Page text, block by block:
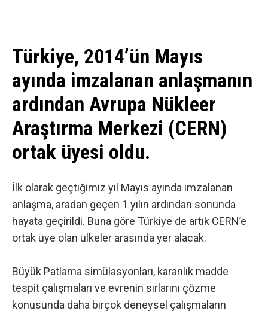
Türkiye, 2014’ün Mayıs
ayında imzalanan anlaşmanın
ardından Avrupa Nükleer
Araştırma Merkezi (CERN)
ortak üyesi oldu.
İlk olarak geçtiğimiz yıl Mayıs ayında imzalanan
anlaşma, aradan geçen 1 yılın ardından sonunda
hayata geçirildi. Buna göre Türkiye de artık CERN’e
ortak üye olan ülkeler arasında yer alacak.
Büyük Patlama simülasyonları, karanlık madde
tespit çalışmaları ve evrenin sırlarını çözme
konusunda daha birçok deneysel çalışmaların